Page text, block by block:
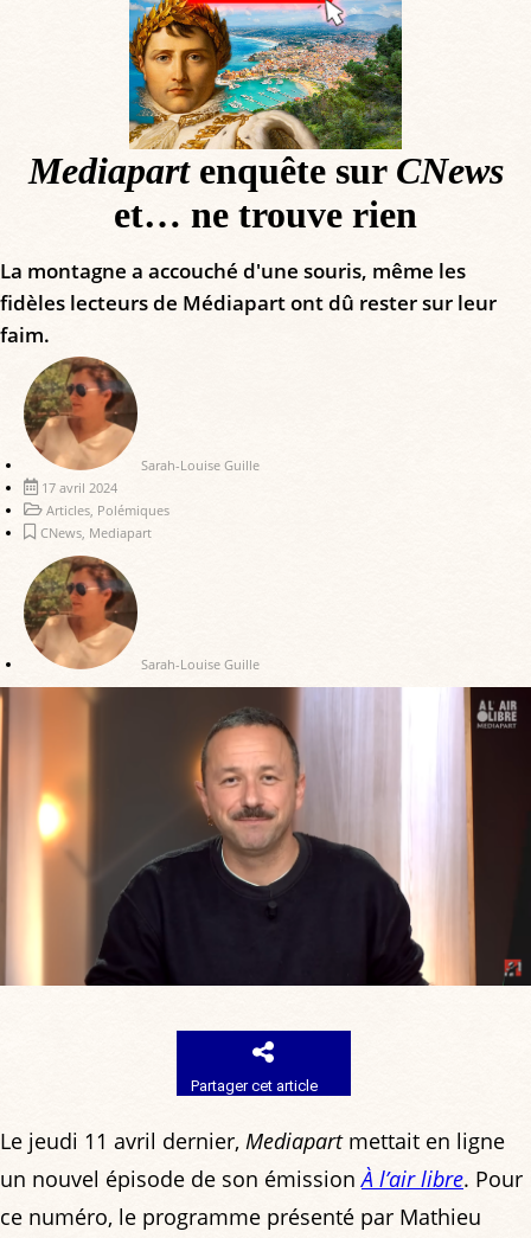
Mediapartenquête sur CNews
et… ne trouve rien
La montagne a accouché d'une souris, même les
fidèles lecteurs de Médiapart ont dû rester sur leur
faim.
Sarah-Louise Guille
17 avril 2024
Articles, Polémiques
CNews, Mediapart
Sarah-Louise Guille
Partager cet article
Le jeudi 11 avril dernier, Mediapartmettait en ligne
un nouvel épisode de son émissionÀ l’air libre. Pour
ce numéro, le programme présenté par Mathieu